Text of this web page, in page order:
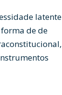
latente
de de